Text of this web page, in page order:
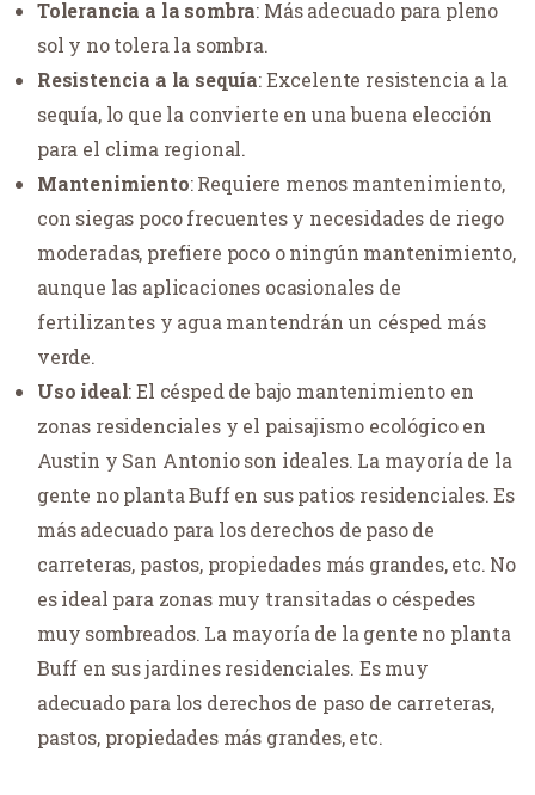
Tolerancia a la sombra: Más adecuado para pleno
sol y no tolera la sombra.
Resistencia a la sequía: Excelente resistencia a la
sequía, lo que la convierte en una buena elección
para el clima regional.
Mantenimiento: Requiere menos mantenimiento,
con siegas poco frecuentes y necesidades de riego
moderadas, prefiere poco o ningún mantenimiento,
aunque las aplicaciones ocasionales de
fertilizantes y agua mantendrán un césped más
verde.
Uso ideal: El césped de bajo mantenimiento en
zonas residenciales y el paisajismo ecológico en
Austin y San Antonio son ideales. La mayoría de la
gente no planta Buff en sus patios residenciales. Es
más adecuado para los derechos de paso de
carreteras, pastos, propiedades más grandes, etc. No
es ideal para zonas muy transitadas o céspedes
muy sombreados. La mayoría de la gente no planta
Buff en sus jardines residenciales. Es muy
adecuado para los derechos de paso de carreteras,
pastos, propiedades más grandes, etc.